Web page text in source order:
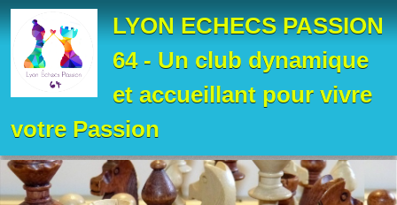
LYON ECHECS PASSION
64 - Un club dynamique
et accueillant pour vivre
votre Passion
Panneau de gestion des cookies